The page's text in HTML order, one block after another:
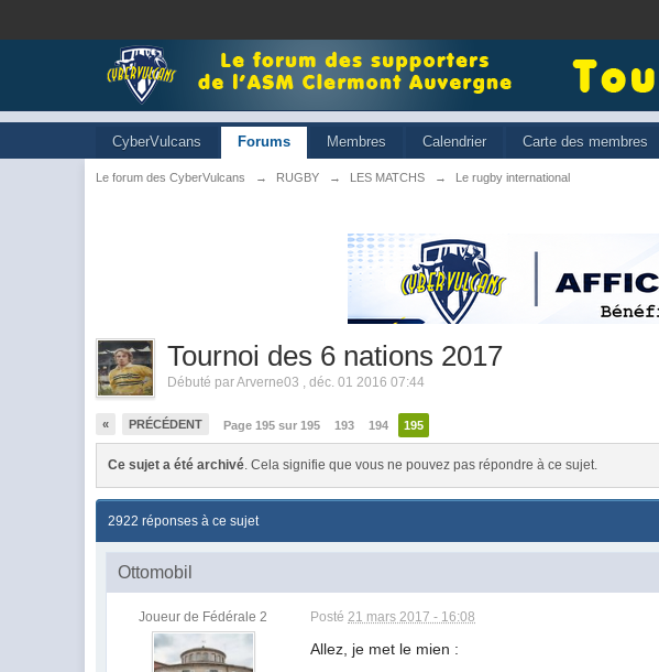
CyberVulcans Forums Membres Calendrier Carte des membres
Le forum des CyberVulcans → RUGBY → LES MATCHS → Le rugby international
Tournoi des 6 nations 2017
Débuté parArverne03 ,déc. 01 2016 07:44
« PRÉCÉDENT Page 195 sur 195 193 194 195
Ce sujet a été archivé. Cela signifie que vous ne pouvez pas répondre à ce sujet.
2922 réponses à ce sujet
Ottomobil
Joueur de Fédérale 2 Posté21 mars 2017 - 16:08
Allez, je met le mien :